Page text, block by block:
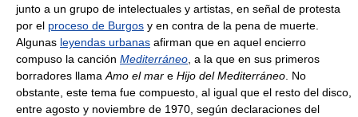
junto a un grupo de intelectuales y artistas, en señal de protesta
por el proceso de Burgos y en contra de la pena de muerte.
Algunas leyendas urbanas afirman que en aquel encierro
compuso la canción Mediterráneo, a la que en sus primeros
borradores llamaAmo el mar e Hijo del Mediterráneo. No
obstante, este tema fue compuesto, al igual que el resto del disco,
entre agosto y noviembre de 1970, según declaraciones del